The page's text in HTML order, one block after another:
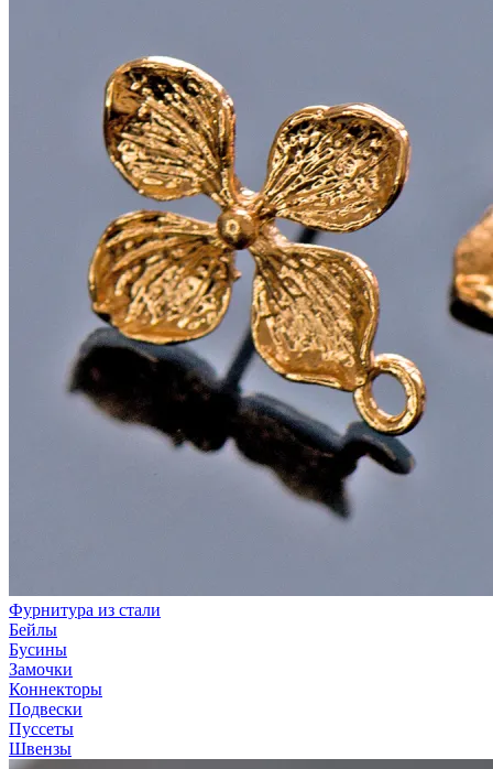
Фурнитура из стали
Бейлы
Бусины
Замочки
Коннекторы
Подвески
Пуссеты
Швензы